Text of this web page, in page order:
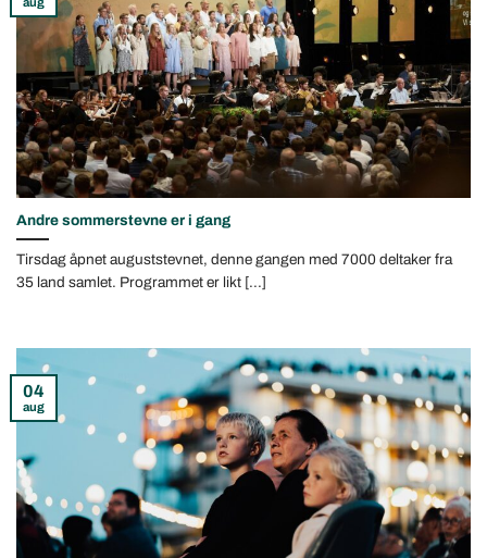
Andre sommerstevne er i gang
Tirsdag åpnet auguststevnet, denne gangen med 7000 deltaker fra
35 land samlet. Programmet er likt [...]
04
aug